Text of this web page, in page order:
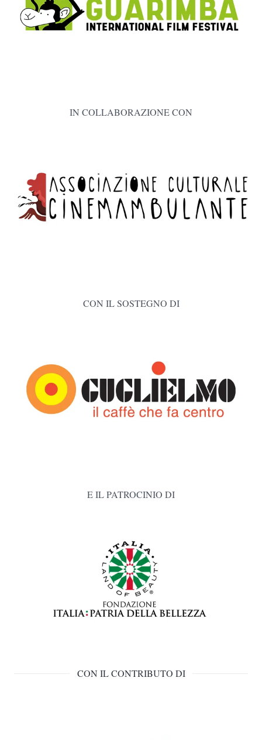
IN COLLABORAZIONE CON
CON IL SOSTEGNO DI
E IL PATROCINIO DI
CON IL CONTRIBUTO DI